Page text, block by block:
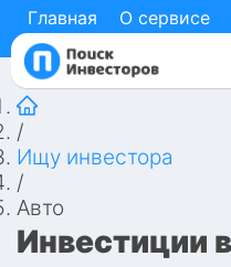
Главная О сервисе
Главная О сервисе
/
Ищу инвестора
/
Авто
Инвестиции